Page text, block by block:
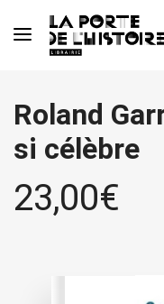
Roland
si célèbre
23,00€